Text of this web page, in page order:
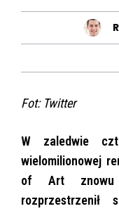
Fot: Twitter
W zaledwie
wielomilionowej
of Art znowu